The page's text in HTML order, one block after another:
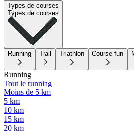
Types de courses
Types de courses
Running Trail Triathlon Course fun
Running
Tout le running
Moins de 5 km
5 km
10 km
15 km
20 km